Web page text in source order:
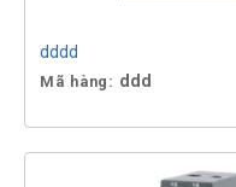
dddd
Mã hàng: ddd